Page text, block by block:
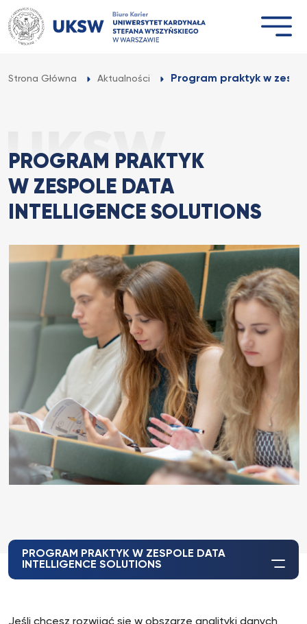
Przejdź
do
treści
Strona Główna Aktualności Program praktyk w
PROGRAM PRAKTYK
W ZESPOLE DATA
INTELLIGENCE SOLUTIONS
PROGRAM PRAKTYK W ZESPOLE DATA
INTELLIGENCE SOLUTIONS